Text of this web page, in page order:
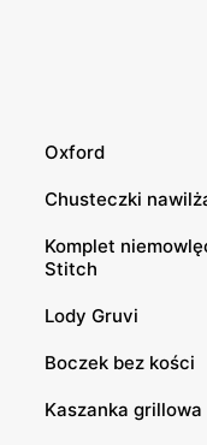
Oxford
Chusteczki
Komplet
Stitch
Lody Gruvi
Boczek bez kości
Kaszanka grillowa